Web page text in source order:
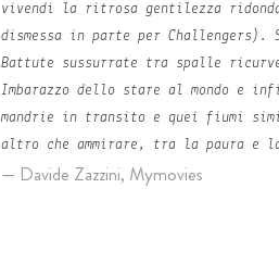
vivendi
la ritrosa gentilezza
dismessa in parte per Challengers).
Battute sussurrate tra spalle
Imbarazzo dello stare al mondo e
mandrie in transito e quei fiumi
altro che ammirare, tra la paura e la
Davide Zazzini, Mymovies